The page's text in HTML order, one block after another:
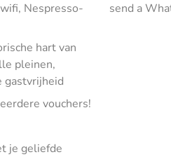
Nespresso-
hart van
pleinen,
gastvrijheid
vouchers!
je geliefde
send a